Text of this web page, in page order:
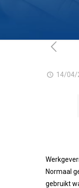
14/04/
Normaal
gebruikt